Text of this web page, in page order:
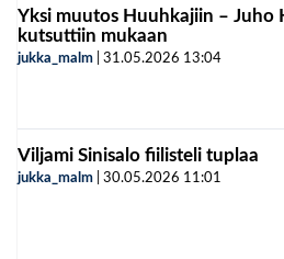
Yksi muutos Huuhkajiin – Juho
kutsuttiin mukaan
jukka_malm 31.05.2026 13:04
Viljami Sinisalo fiilisteli tuplaa
jukka_malm 30.05.2026 11:01